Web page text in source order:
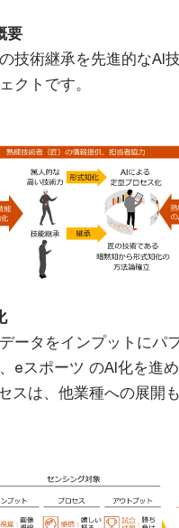
要
技術継承を先進的なAI
クトです。
ータをインプットにパ
eスポーツ のAI化を進
スは、他業種への展開